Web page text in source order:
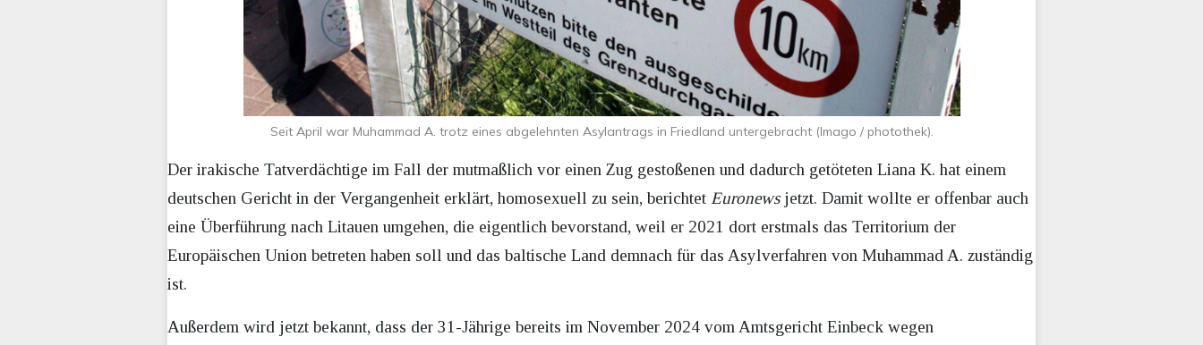
Seit April war Muhammad A. trotz eines abgelehnten Asylantrags in Friedland untergebracht (Imago / photothek).
Der irakische Tatverdächtige im Fall der mutmaßlich vor einen Zug gestoßenen und dadurch getöteten Liana K. hat einem
deutschen Gericht in der Vergangenheit erklärt, homosexuell zu sein, berichtet Euronewsjetzt. Damit wollte er offenbar auch
eine Überführung nach Litauen umgehen, die eigentlich bevorstand, weil er 2021 dort erstmals das Territorium der
Europäischen Union betreten haben soll und das baltische Land demnach für das Asylverfahren von Muhammad A. zuständig
ist.
Außerdem wird jetzt bekannt, dass der 31-Jährige bereits im November 2024 vom Amtsgericht Einbeck wegen